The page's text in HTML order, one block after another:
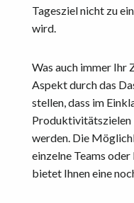
Tagesziel nicht zu
wird.
Was auch immer Ihr
Aspekt durch das
stellen, dass im
Produktivitätszielen
werden. Die
einzelne Teams
bietet Ihnen eine